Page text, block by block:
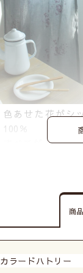
色あせた花がシ
100％
すべてが心地よ
洗練されたエレ
商
カラードハトリー